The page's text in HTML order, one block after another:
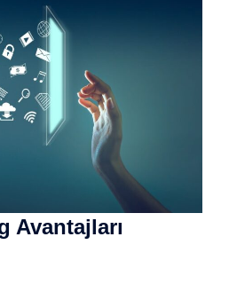
Avantajları